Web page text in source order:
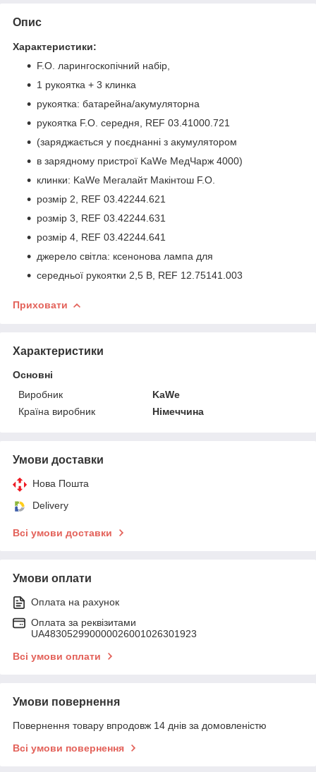
Опис
Характеристики:
F.O. ларингоскопічний набір,
1 рукоятка + 3 клинка
рукоятка: батарейна/акумуляторна
рукоятка F.O. середня, REF 03.41000.721
(заряджається у поєднанні з акумулятором
в зарядному пристрої KaWe МедЧарж 4000)
клинки: KaWe Мегалайт Макінтош F.O.
розмір 2, REF 03.42244.621
розмір 3, REF 03.42244.631
розмір 4, REF 03.42244.641
джерело світла: ксенонова лампа для
середньої рукоятки 2,5 В, REF 12.75141.003
Приховати
Характеристики
Основні
Виробник
KaWe
Країна виробник
Німеччина
Умови доставки
Нова Пошта
Delivery
Всі умови доставки
Умови оплати
Оплата на рахунок
Оплата за реквізитами
UA483052990000026001026301923
Всі умови оплати
Умови повернення
Повернення товару впродовж 14 днів за домовленістю
Всі умови повернення